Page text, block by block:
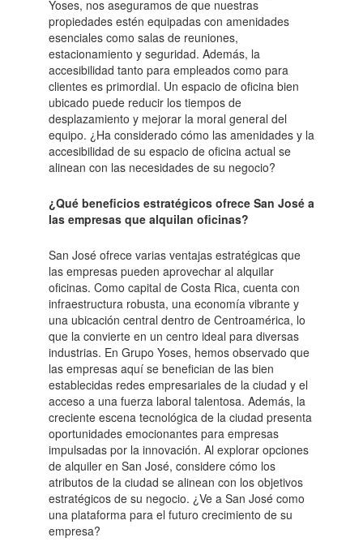
Yoses, nos aseguramos de que nuestras
propiedades estén equipadas con amenidades
esenciales como salas de reuniones,
estacionamiento y seguridad. Además, la
accesibilidad tanto para empleados como para
clientes es primordial. Un espacio de oficina bien
ubicado puede reducir los tiempos de
desplazamiento y mejorar la moral general del
equipo. ¿Ha considerado cómo las amenidades y la
accesibilidad de su espacio de oficina actual se
alinean con las necesidades de su negocio?
¿Qué beneficios estratégicos ofrece San José a
las empresas que alquilan oficinas?
San José ofrece varias ventajas estratégicas que
las empresas pueden aprovechar al alquilar
oficinas. Como capital de Costa Rica, cuenta con
infraestructura robusta, una economía vibrante y
una ubicación central dentro de Centroamérica, lo
que la convierte en un centro ideal para diversas
industrias. En Grupo Yoses, hemos observado que
las empresas aquí se benefician de las bien
establecidas redes empresariales de la ciudad y el
acceso a una fuerza laboral talentosa. Además, la
creciente escena tecnológica de la ciudad presenta
oportunidades emocionantes para empresas
impulsadas por la innovación. Al explorar opciones
de alquiler en San José, considere cómo los
atributos de la ciudad se alinean con los objetivos
estratégicos de su negocio. ¿Ve a San José como
una plataforma para el futuro crecimiento de su
empresa?